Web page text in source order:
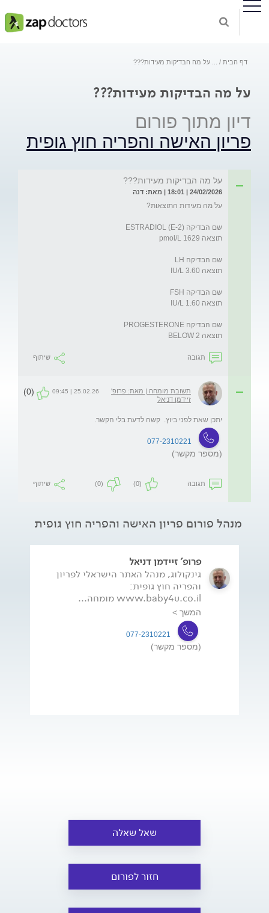
דף הבית על מה הבדיקות מעידות???
על מה הבדיקות מעידות???
דיון מתוך פורום
פריון האישה והפריה חוץ גופית
על מה הבדיקות מעידות???
24/02/2026 | 18:01 | מאת: דנה
תוצאה BELOW 2
תגובה שיתוף
תשובת מומחה | מאת: פרופ'
זיידמן דניאל
25.02.26 | 09:45
(0)
יתכן שאת לפני ביוץ.  קשה לדעת בלי הקשר.
077-2310221
(מספר מקשר)
תגובה (0)
(0) שיתוף
מנהל פורום פריון האישה והפריה חוץ גופית
פרופ' זיידמן דניאל
גינקולוג, מנהל האתר הישראלי לפריון
והפריה חוץ גופית:
www.baby4u.co.il מומחה...
המשך >
077-2310221
(מספר מקשר)
שאל שאלה
חזור לפורום